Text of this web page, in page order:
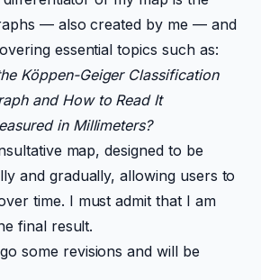
— also created by me — and
essential topics such as:
Köppen-Geiger Classification
and How to Read It
in Millimeters?
map, designed to be
and gradually, allowing users to
time. I must admit that I am
final result.
some revisions and will be